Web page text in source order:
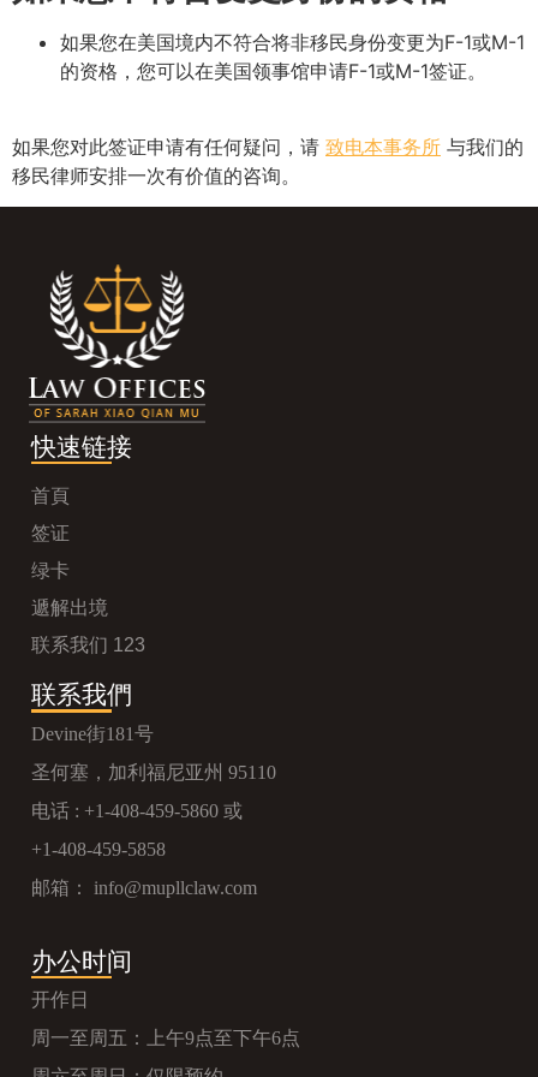
如果您在美国境内不符合将非移民身份变更为F-1或M-1
的资格，您可以在美国领事馆申请F-1或M-1签证。
如果您对此签证申请有任何疑问，请 致电本事务所 与我们的
移民律师安排一次有价值的咨询。
快速链接
首頁
签证
绿卡
遞解出境
联系我们 123
联系我們
Devine街181号
圣何塞，加利福尼亚州 95110
电话 : +1-408-459-5860 或
+1-408-459-5858
邮箱： info@mupllclaw.com
办公时间
开作日
周一至周五：上午9点至下午6点